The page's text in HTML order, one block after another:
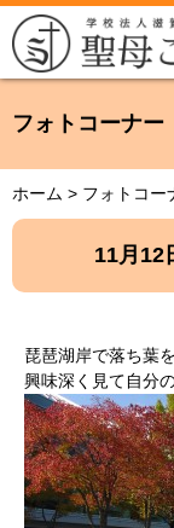
フォトコーナー
ホーム > フォトコー
11月
琵琶湖岸で落ち葉
興味深く見て自分